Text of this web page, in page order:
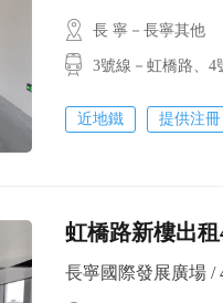
長 寧－長寧其他
3號線－虹橋路
近地鐵 提供注冊
虹橋路新樓出
長寧國際發展廣場 /